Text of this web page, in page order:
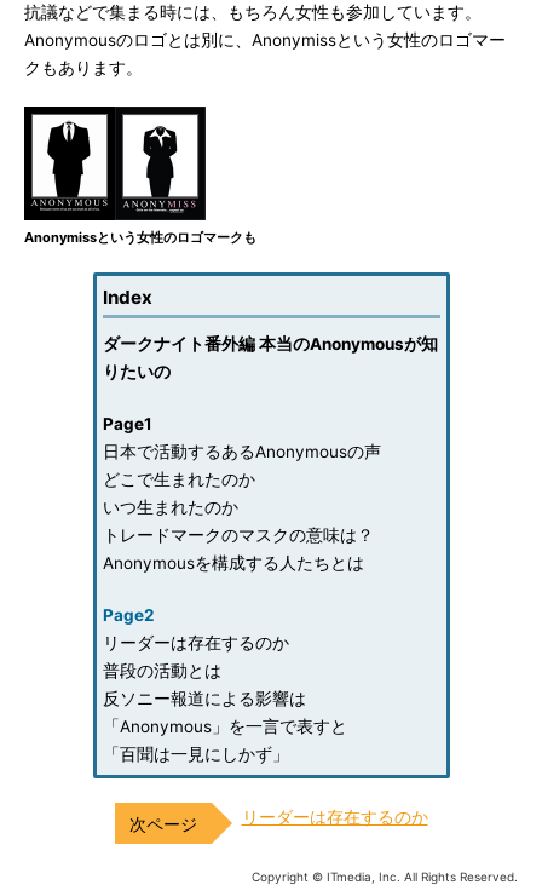
抗議などで集まる時には、もちろん女性も参加しています。
Anonymousのロゴとは別に、Anonymissという女性のロゴマー
クもあります。
Anonymissという女性のロゴマークも
Index
ダークナイト番外編 本当のAnonymousが知
りたいの
Page1
日本で活動するあるAnonymousの声
どこで生まれたのか
いつ生まれたのか
トレードマークのマスクの意味は？
Anonymousを構成する人たちとは
Page2
リーダーは存在するのか
普段の活動とは
反ソニー報道による影響は
「Anonymous」を一言で表すと
「百聞は一見にしかず」
リーダーは存在するのか
Copyright © ITmedia, Inc. All Rights Reserved.